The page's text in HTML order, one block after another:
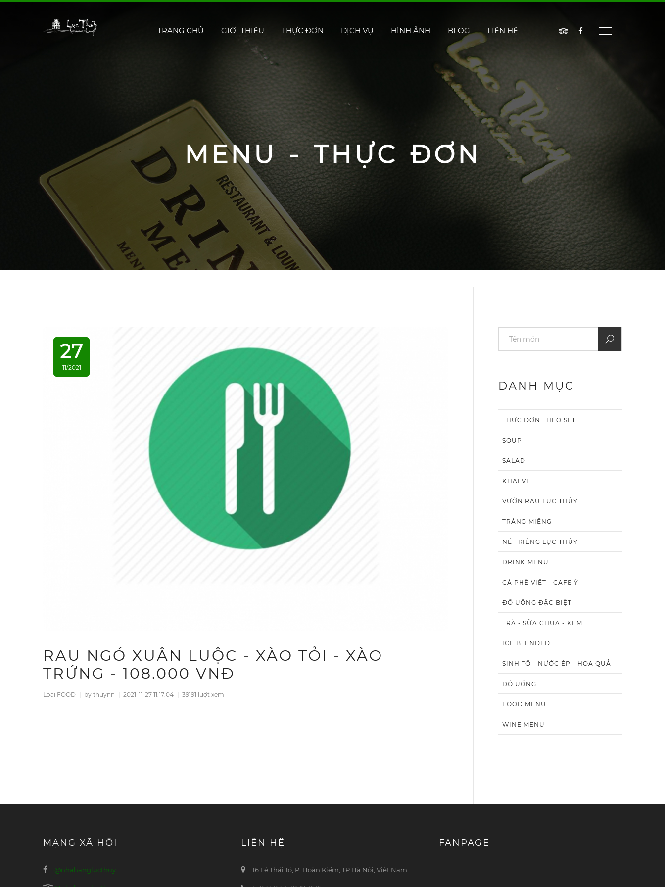
TRANG CHỦ GIỚI THIỆU THỰC ĐƠN DỊCH VỤ HÌNH ẢNH BLOG LIÊN HỆ
MENU - THỰC ĐƠN
27
11/2021
RAU NGÓ XUÂN LUỘC - XÀO TỎI - XÀO
TRỨNG - 108.000 VNĐ
Loại FOOD by thuynn 2021-11-27 11:17:04 39191 lượt xem
DANH MỤC
THỰC ĐƠN THEO SET
SOUP
SALAD
KHAI VỊ
VƯỜN RAU LỤC THỦY
TRÁNG MIỆNG
NÉT RIÊNG LỤC THỦY
DRINK MENU
CÀ PHÊ VIỆT - CAFE Ý
ĐỒ UỐNG ĐẶC BIỆT
TRÀ - SỮA CHUA - KEM
ICE BLENDED
SINH TỐ - NƯỚC ÉP - HOA QUẢ
ĐỒ UỐNG
FOOD MENU
WINE MENU
MẠNG XÃ HỘI
@nhahanglucthuy
LIÊN HỆ
16 Lê Thái Tổ, P. Hoàn Kiếm, TP Hà Nội, Việt Nam
FANPAGE